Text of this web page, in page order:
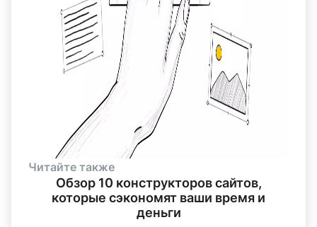
Читайте также
Обзор 10 конструкторов сайтов,
которые сэкономят ваши время и
деньги